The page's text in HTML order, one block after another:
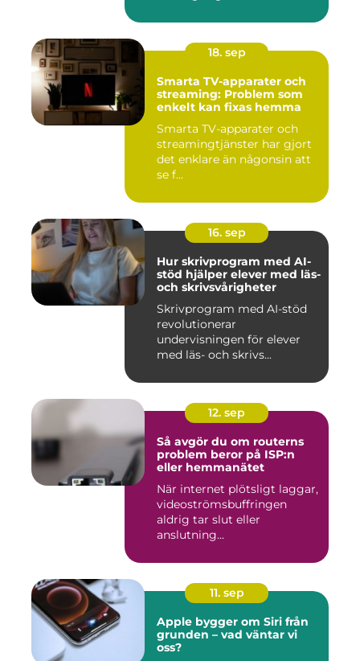
18. sep
Smarta TV-apparater och
streaming: Problem som
enkelt kan fixas hemma
Smarta TV-apparater och
streamingtjänster har gjort
det enklare än någonsin att
se f...
16. sep
Hur skrivprogram med AI-
stöd hjälper elever med läs-
och skrivsvårigheter
Skrivprogram med AI-stöd
revolutionerar
undervisningen för elever
med läs- och skrivs...
12. sep
Så avgör du om routerns
problem beror på ISP:n
eller hemmanätet
När internet plötsligt laggar,
videoströmsbuffringen
aldrig tar slut eller
anslutning...
11. sep
Apple bygger om Siri från
grunden – vad väntar vi
oss?